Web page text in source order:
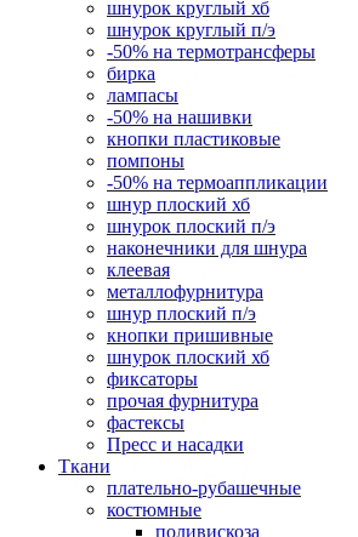
шнурок круглый хб
шнурок круглый п/э
-50% на термотрансферы
бирка
лампасы
-50% на нашивки
кнопки пластиковые
помпоны
-50% на термоаппликации
шнур плоский хб
шнурок плоский п/э
наконечники для шнура
клеевая
металлофурнитура
шнур плоский п/э
кнопки пришивные
шнурок плоский хб
фиксаторы
прочая фурнитура
фастексы
Пресс и насадки
Ткани
плательно-рубашечные
костюмные
поливискоза